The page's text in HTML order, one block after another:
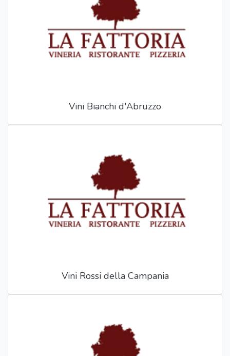
Vini Bianchi d'Abruzzo
Vini Rossi della Campania